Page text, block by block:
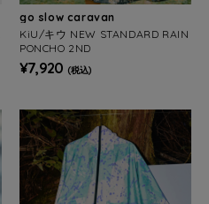
go slow caravan
KiU/キウ NEW STANDARD RAIN
PONCHO 2ND
¥7,920 (税込)